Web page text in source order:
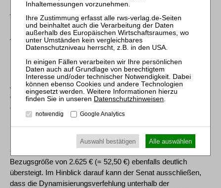
Rentenwerte der gesetzlichen Rentenversicherung, indem der
vormals dynamisierte Wert durch den Rentenwert zum
Ehezeitende geteilt und mit dem Rentenwert im Zeitpunkt des
Abänderungsantrags multipliziert wird (vgl. BT-Drucks.
16/10144 S. 89).
[19] Der Rechenfehler bleibt indessen ohne rechtliche
Auswirkung. Der vormals dynamisierte Wert von 246,42 DM
geteilt durch den Rentenwert zum Ehezeitende von 41,44 DM
ergibt 5,9464 Entgeltpunkte, die ihrerseits multipliziert mit dem
Rentenwert im Zeitpunkt des Abänderungsantrags (5,9464
Entgeltpunkte x 27,47 €) zu einem Rentenbetrag von 163,38 €
monatlich führen. Die Differenz beider Beträge ergibt (587,98 €
- 163,38 € =) 424,60 €, was 2 % der für 2012 geltenden
Bezugsgröße von 2.625 € (= 52,50 €) ebenfalls deutlich
übersteigt. Im Hinblick darauf kann der Senat ausschließen,
dass die Dynamisierungsverfehlung unterhalb der
Datenschutzhinweisen
notwendig Google Analytics
Auswahl bestätigen Alle auswählen